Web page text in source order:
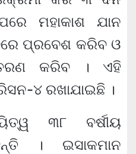
ମହାକାଶ ଯାନ
ପ୍ରବେଶ କରିବ ଓ
କରିବ । ଏହି
୪ ରଖାଯାଇଛି ।
୩୮ ବର୍ଷୀୟ
। ଇସାକମାନ